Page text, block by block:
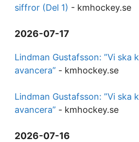
siffror (Del 1) - kmhockey.se
2026-07-17
Lindman Gustafsson: ”Vi ska
avancera” - kmhockey.se
Lindman Gustafsson: ”Vi ska
avancera” - kmhockey.se
2026-07-16